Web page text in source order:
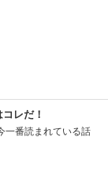
レだ！
一番読まれている話